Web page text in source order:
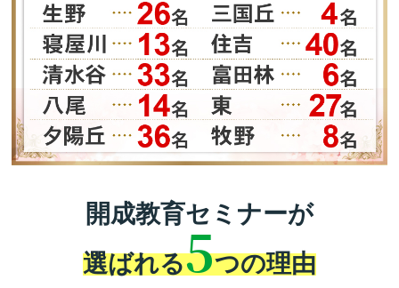
開成教育セミナーが
選ばれる5つの理由